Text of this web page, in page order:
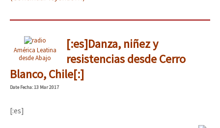
América Leatina
desde Abajo
[:es]Danza, niñez y
resistencias desde Cerro
Blanco, Chile[:]
DateFecha: 13 Mar 2017
[:es]